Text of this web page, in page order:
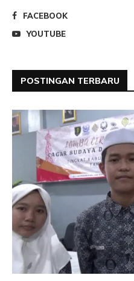
FACEBOOK
YOUTUBE
POSTINGAN TERBARU